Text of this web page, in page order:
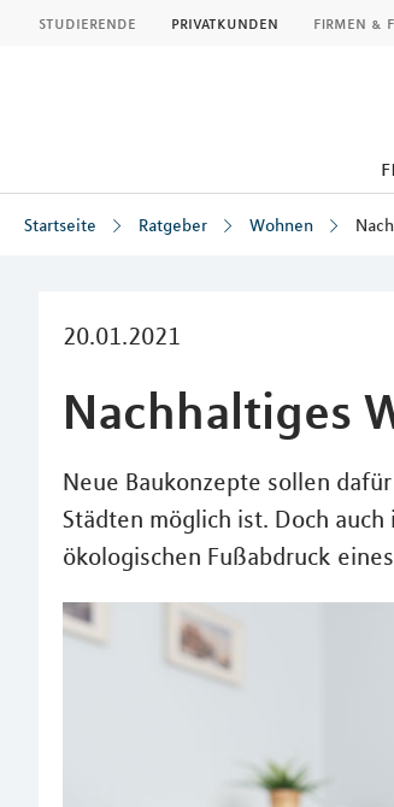
studierende privatkunden firmen &
Startseite Ratgeber Wohnen
20.01.2021
Nachhaltiges
Neue Baukonzepte sollen
Städten möglich ist. Doch
ökologischen Fußabdruck